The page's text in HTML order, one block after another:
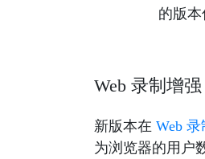
的版本
Web 录制增
新版本在 Web
为浏览器的用户